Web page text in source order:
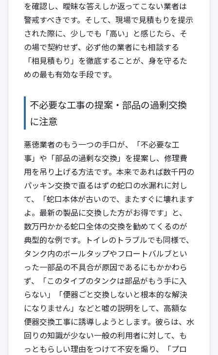
を確認し、曖昧な答えしか返ってこない業者は
警戒すべきです。そして、現場で見積もりを提示
された際に、少しでも「高い」と感じたら、そ
の場で契約せず、必ず他の業者にも相談する
「相見積もり」を徹底することが、身を守るた
めの最も有効な手段です。
不必要な工事の提案・部品の過剰交換
に注意
悪徳業者のもう一つの手口が、「不必要な工
事」や「部品の過剰な交換」を提案し、修理費
用を吊り上げる方法です。本来であれば数千円の
パッキン交換で直るはずの蛇口の水漏れに対し
て、「蛇口本体が古いので、またすぐに壊れます
よ。最新の製品に交換した方がお得です」と、
数万円かかる蛇口全体の交換を勧めてくるのが
典型的な例です。トイレのトラブルでも同様で、
タンク内のボールタップやフロートバルブとい
った一部品の不具合が原因であるにもかかわら
ず、「このタイプのタンクは部品がもう手に入
らない」「便器ごと交換しないと根本的な解決
になりません」などと嘘の説明をして、高額な
便器交換工事に誘導しようとします。彼らは、水
回りの知識が少ない一般の利用者に対して、も
っともらしい理由をつけて不安を煽り、「プロ